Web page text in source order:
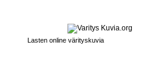
Lasten online värityskuvia